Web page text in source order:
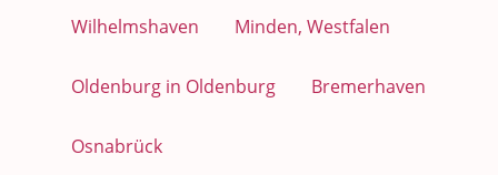
Wilhelmshaven Minden, Westfalen
Oldenburg in Oldenburg Bremerhaven
Osnabrück